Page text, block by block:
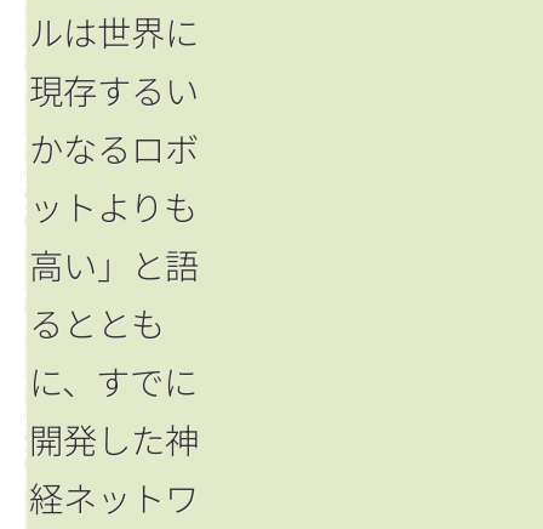
ルは世界に
現存するい
かなるロボ
ットよりも
高い」と語
るととも
に、すでに
開発した神
経ネットワ